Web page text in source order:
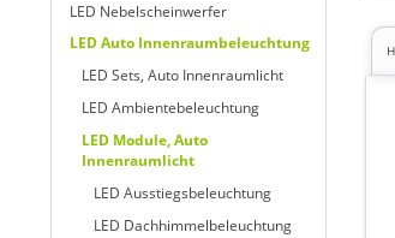
LED Nebelscheinwerfer
LED Auto Innenraumbeleuchtung
LED Sets, Auto Innenraumlicht
LED Ambientebeleuchtung
LED Module, Auto
Innenraumlicht
LED Ausstiegsbeleuchtung
LED Dachhimmelbeleuchtung